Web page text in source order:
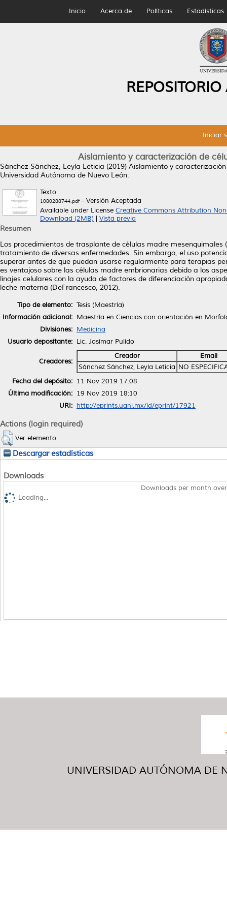
Inicio Acerca de Políticas Estadísticas
Iniciar
Aislamiento y caracterización de
Sánchez Sánchez, Leyla Leticia (2019) Aislamiento y
Universidad Autónoma de Nuevo León.
Texto
1080288744.pdf- Versión Aceptada
Available under License Creative Commons Attribution
Download (2MB)
Vista previa
Resumen
Los procedimientos de trasplante de células madre
tratamiento de diversas enfermedades. Sin embargo, el uso
superar antes de que puedan usarse regularmente para terapias
es ventajoso sobre las células madre embrionarias debido a los
linajes celulares con la ayuda de factores de diferenciación
leche materna (DeFrancesco, 2012).
Tipo de elemento: Tesis (Maestría)
Información adicional: Maestría en Ciencias con orientación en
Divisiones: Medicina
Usuario depositante: Lic. Josimar Pulido
Creadores:
Creador
Email
Sánchez Sánchez, Leyla Leticia NO
Fecha del depósito: 11 Nov 2019 17:08
Última modificación: 19 Nov 2019 18:10
URI: http://eprints.uanl.mx/id/eprint/17921
Actions (login required)
Ver elemento
Descargar estadísticas
Downloads
Downloads per month
Loading...
UNIVERSIDAD AUTÓNOMA DE